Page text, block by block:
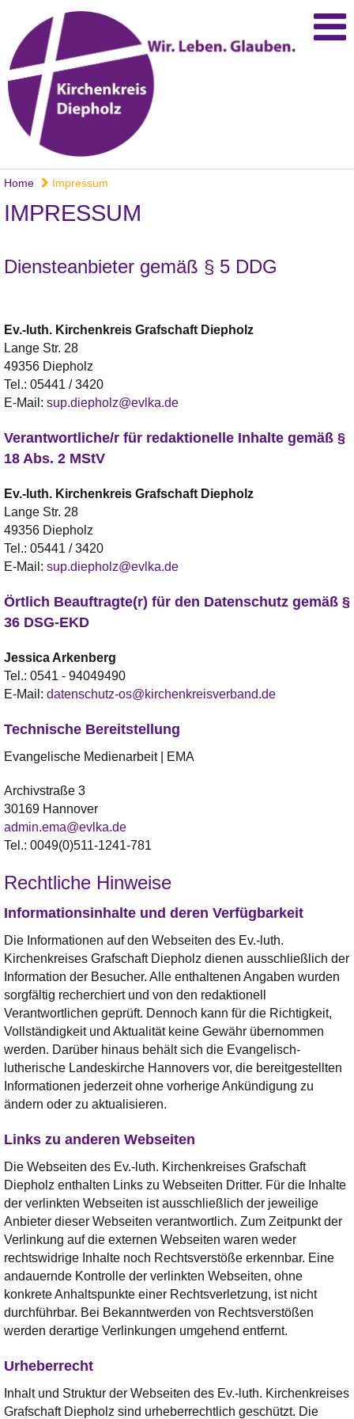
Home Impressum
IMPRESSUM
Diensteanbieter gemäß § 5 DDG
Ev.-luth. Kirchenkreis Grafschaft Diepholz
Lange Str. 28
49356 Diepholz
Tel.: 05441 / 3420
E-Mail: sup.diepholz@evlka.de
Verantwortliche/r für redaktionelle Inhalte gemäß §
18 Abs. 2 MStV
Ev.-luth. Kirchenkreis Grafschaft Diepholz
Lange Str. 28
49356 Diepholz
Tel.: 05441 / 3420
E-Mail: sup.diepholz@evlka.de
Örtlich Beauftragte(r) für den Datenschutz gemäß §
36 DSG-EKD
Jessica Arkenberg
Tel.: 0541 - 94049490
E-Mail: datenschutz-os@kirchenkreisverband.de
Technische Bereitstellung
Evangelische Medienarbeit | EMA
Archivstraße 3
30169 Hannover
admin.ema@evlka.de
Tel.: 0049(0)511-1241-781
Rechtliche Hinweise
Informationsinhalte und deren Verfügbarkeit
Die Informationen auf den Webseiten des Ev.-luth.
Kirchenkreises Grafschaft Diepholz dienen ausschließlich der
Information der Besucher. Alle enthaltenen Angaben wurden
sorgfältig recherchiert und von den redaktionell
Verantwortlichen geprüft. Dennoch kann für die Richtigkeit,
Vollständigkeit und Aktualität keine Gewähr übernommen
werden. Darüber hinaus behält sich die Evangelisch-
lutherische Landeskirche Hannovers vor, die bereitgestellten
Informationen jederzeit ohne vorherige Ankündigung zu
ändern oder zu aktualisieren.
Links zu anderen Webseiten
Die Webseiten des Ev.-luth. Kirchenkreises Grafschaft
Diepholz enthalten Links zu Webseiten Dritter. Für die Inhalte
der verlinkten Webseiten ist ausschließlich der jeweilige
Anbieter dieser Webseiten verantwortlich. Zum Zeitpunkt der
Verlinkung auf die externen Webseiten waren weder
rechtswidrige Inhalte noch Rechtsverstöße erkennbar. Eine
andauernde Kontrolle der verlinkten Webseiten, ohne
konkrete Anhaltspunkte einer Rechtsverletzung, ist nicht
durchführbar. Bei Bekanntwerden von Rechtsverstößen
werden derartige Verlinkungen umgehend entfernt.
Urheberrecht
Inhalt und Struktur der Webseiten des Ev.-luth. Kirchenkreises
Grafschaft Diepholz sind urheberrechtlich geschützt. Die